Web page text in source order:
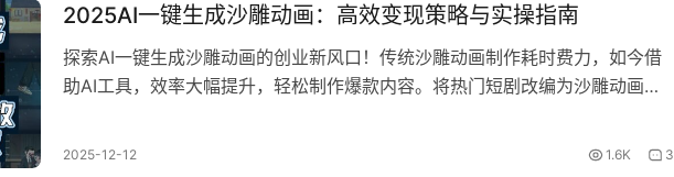
2025AI一键生成沙雕动画：高效变现策略与实操指南
探索AI一键生成沙雕动画的创业新风口！传统沙雕动画制作耗时费力，如今借
助AI工具，效率大幅提升，轻松制作爆款内容。将热门短剧改编为沙雕动画，
2025-12-12 1.6K 3